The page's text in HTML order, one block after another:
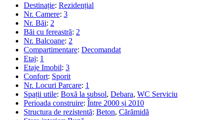
Destinație: Rezidențial
Nr. Camere: 3
Nr. Băi: 2
Băi cu fereastră: 2
Nr. Balcoane: 2
Compartimentare: Decomandat
Etaj: 1
Etaje Imobil: 3
Confort: Sporit
Nr. Locuri Parcare: 1
Spații utile: Boxă la subsol, Debara, WC Serviciu
Perioada construire: Între 2000 și 2010
Structura de rezistentă: Beton, Cărămidă